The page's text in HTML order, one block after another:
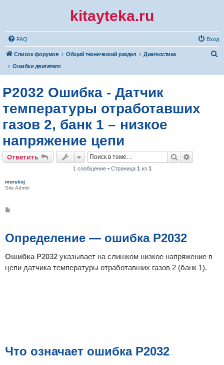
kitayteka.ru
FAQ Вход
Список форумов Общий технический раздел
Диагностика
Ошибки двигателя
P2032 Ошибка - Датчик
температуры отработавших
газов 2, банк 1 – низкое
напряжение цепи
Ответить Поиск
1 сообщение • Страница 1 из 1
morskoj
Site Admin
щ
е
е
Определение — ошибка P2032
Ошибка P2032 указывает на слишком низкое напряжение в
цепи датчика температуры отработавших газов 2 (банк 1).
Что означает ошибка P2032